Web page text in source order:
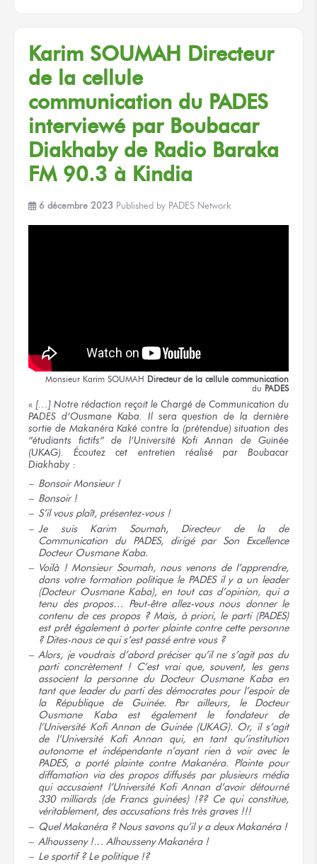
Karim SOUMAH Directeur
de la cellule
communication du PADES
interviewé par Boubacar
Diakhaby de Radio Baraka
FM 90.3 à Kindia
6 décembre 2023 Published by PADES Network
Monsieur Karim SOUMAH Directeur de la cellulecommunication
du PADES
« […] Notre rédaction reçoit le Chargé de Communication du
PADES d’Ousmane Kaba. Il sera question de la dernière
sortie de Makanéra Kaké contre la (prétendue) situation des
“étudiants fictifs” de l’Université Kofi Annan de Guinée
(UKAG). Écoutez cet entretien réalisé par Boubacar
Diakhaby :
BonsoirMonsieur !
Bonsoir !
S’il vous plaît, présentez-vous !
Je suis Karim Soumah, Directeur de la de
Communication du PADES, dirigé par Son Excellence
Docteur Ousmane Kaba.
Voilà ! Monsieur Soumah, nous venons de l’apprendre,
dans votre formation politique le PADES il y a un leader
(Docteur Ousmane Kaba), en tout cas d’opinion, qui a
tenu des propos… Peut-être allez-vous nous donner le
contenu de ces propos ? Mais, à priori, le parti (PADES)
est prêt également à porter plainte contre cette personne
? Dites-nous ce qui s’est passé entre vous ?
Alors, je voudrais d’abord préciser qu’il ne s’agit pas du
parti concrètement ! C’est vrai que, souvent, les gens
associent la personne du Docteur Ousmane Kaba en
tant que leader du parti des démocrates pour l’espoir de
la République de Guinée. Par ailleurs, le Docteur
Ousmane Kaba est également le fondateur de
l’Université Kofi Annan de Guinée (UKAG). Or, il s’agit
de l’Université Kofi Annan qui, en tant qu’institution
autonome et indépendante n’ayant rien à voir avec le
PADES, a porté plainte contre Makanéra. Plainte pour
diffamation via des propos diffusés par plusieurs média
qui accusaient l’Université Kofi Annan d’avoir détourné
330 milliards (de Francs guinées) !??Ce qui constitue,
véritablement, des accusations très très graves !!!
Quel Makanéra ? Nous savons qu’il y a deuxMakanéra !
Alhousseny !… AlhoussenyMakanéra !
Le sportif ?Le politique !?